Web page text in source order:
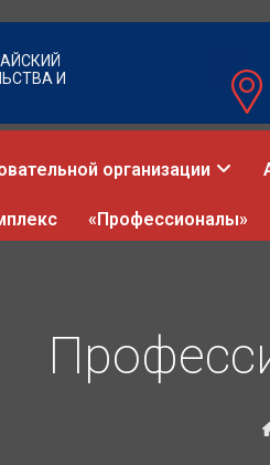
И
организации
«Профессионалы»